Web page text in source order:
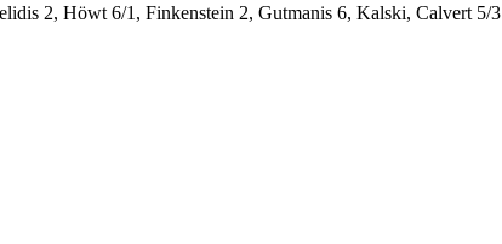
2, Höwt 6/1, Finkenstein 2, Gutmanis 6, Kalski, Calvert 5/3